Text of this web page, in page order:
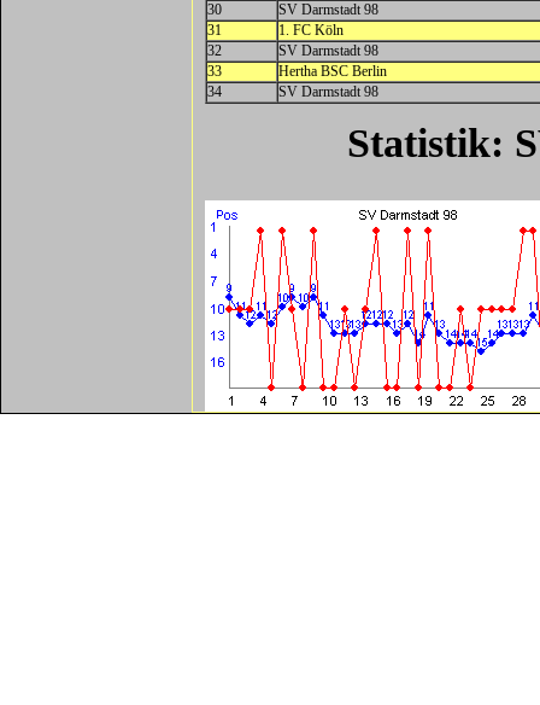
30
SV Darmstadt 98
31
1. FC Köln
32
SV Darmstadt 98
33
Hertha BSC Berlin
34
SV Darmstadt 98
Statistik: